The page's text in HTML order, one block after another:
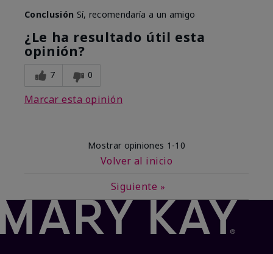
Conclusión Sí, recomendaría a un amigo
¿Le ha resultado útil esta
opinión?
7 0
Marcar esta opinión
Mostrar opiniones 1-10
Volver al inicio
Siguiente »